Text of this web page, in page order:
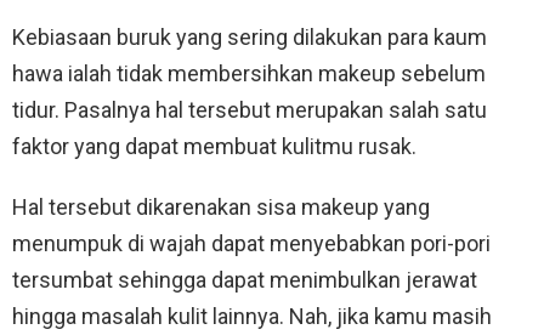
Kebiasaan buruk yang sering dilakukan para kaum
hawa ialah tidak membersihkan makeup sebelum
tidur. Pasalnya hal tersebut merupakan salah satu
faktor yang dapat membuat kulitmu rusak.
Hal tersebut dikarenakan sisa makeup yang
menumpuk di wajah dapat menyebabkan pori-pori
tersumbat sehingga dapat menimbulkan jerawat
hingga masalah kulit lainnya. Nah, jika kamu masih